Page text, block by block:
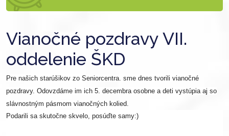
Vianočné pozdravy VII.
oddelenie ŠKD
Pre našich starúšikov zo Seniorcentra. sme dnes tvorili vianočné
pozdravy. Odovzdáme im ich 5. decembra osobne a deti vystúpia aj so
slávnostným pásmom vianočných kolied.
Podarili sa skutočne skvelo, posúďte samy:)